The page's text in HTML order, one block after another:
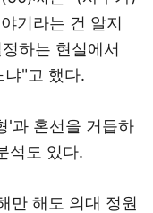
기라는 건 알지
하는 현실에서
냐"고 했다.
'과 혼선을 거듭하
석도 있다.
만 해도 의대 정원